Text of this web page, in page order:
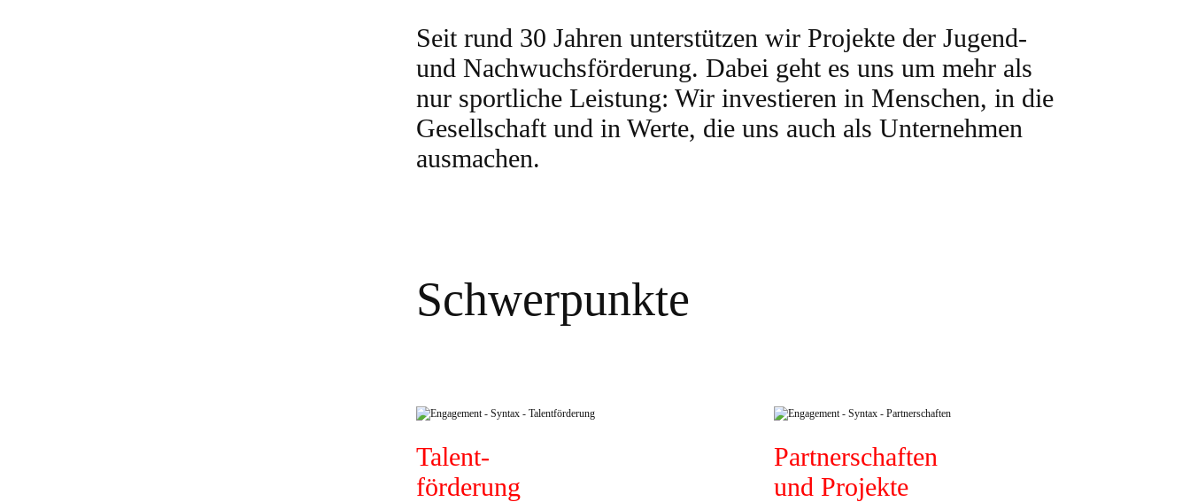
Seit rund 30 Jahren unterstützen wir Projekte der Jugend-
und Nachwuchsförderung. Dabei geht es uns um mehr als
nur sportliche Leistung: Wir investieren in Menschen, in die
Gesellschaft und in Werte, die uns auch als Unternehmen
ausmachen.
Schwerpunkte
Talent-
förderung
Partnerschaften
und Projekte